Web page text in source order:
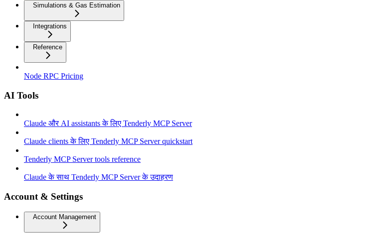
Simulations & Gas Estimation
Integrations
Reference
Node RPC Pricing
AI Tools
Claude और AI assistants के लिए Tenderly MCP Server
Claude clients के लिए Tenderly MCP Server quickstart
Tenderly MCP Server tools reference
Claude के साथ Tenderly MCP Server के उदाहरण
Account & Settings
Account Management